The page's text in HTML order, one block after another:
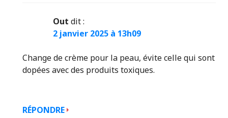
Out dit :
2 janvier 2025 à 13h09
Change de crème pour la peau, évite celle qui sont
dopées avec des produits toxiques.
RÉPONDRE